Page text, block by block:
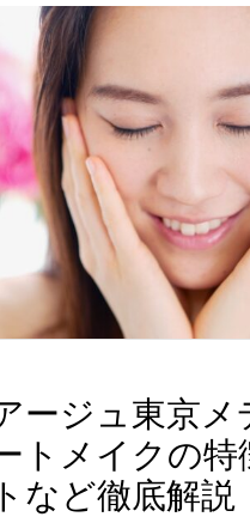
ージュ東京メ
トメイクの特
など徹底解説